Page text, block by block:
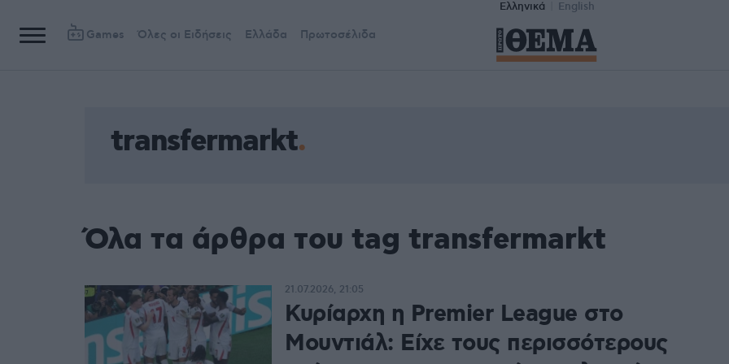
Ελληνικά English
Games Όλες οι Ειδήσεις Ελλάδα Πρωτοσέλιδα
transfermarkt
Όλα τα άρθρα του tag transfermarkt
Κυρίαρχη η Premier League στο
Μουντιάλ: Είχε τους περισσότερους
21.07.2026, 21:05